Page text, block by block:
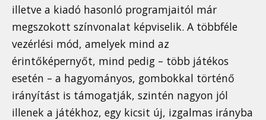
illetve a kiadó hasonló programjaitól már
megszokott színvonalat képviselik. A többféle
vezérlési mód, amelyek mind az
érintőképernyőt, mind pedig – több játékos
esetén – a hagyományos, gombokkal történő
irányítást is támogatják, szintén nagyon jól
illenek a játékhoz, egy kicsit új, izgalmas irányba